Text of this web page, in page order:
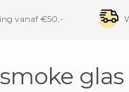
vanaf €50,-